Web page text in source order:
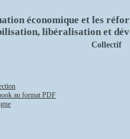
économique et les
libéralisation et
Collectif
au format PDF